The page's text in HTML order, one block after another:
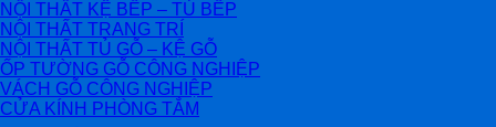
NỘI THẤT KỆ BẾP – TỦ BẾP
NỘI THẤT TRANG TRÍ
NỘI THẤT TỦ GỖ – KỆ GỖ
ỐP TƯỜNG GỖ CÔNG NGHIỆP
VÁCH GỖ CÔNG NGHIỆP
CỬA KÍNH PHÒNG TẮM